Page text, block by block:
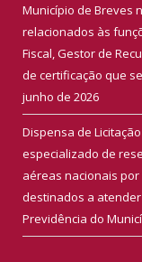
Município de Breves
relacionados às
Fiscal, Gestor de
de certificação que
junho de 2026
Dispensa de
especializado de
aéreas nacionais
destinados a
Previdência do